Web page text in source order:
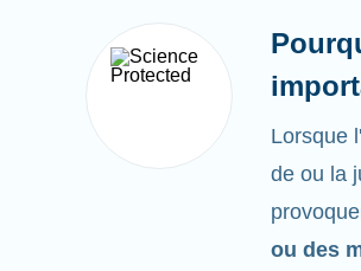
Lorsque
de ou la
ou des